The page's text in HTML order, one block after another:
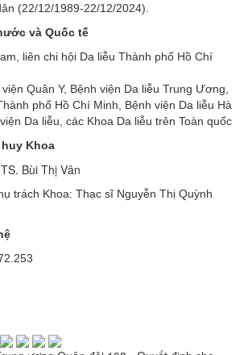
(22/12/1989-22/12/2024).
và Quốc tế
liên chi hội Da liễu Thành phố Hồ Chí
Quân Y, Bệnh viện Da liễu Trung Ương,
phố Hồ Chí Minh, Bệnh viện Da liễu Hà
Da liễu, các Khoa Da liễu trên Toàn quốc
Khoa
Bùi Thị Vân
trách Khoa: Thạc sĩ Nguyễn Thị Quỳnh